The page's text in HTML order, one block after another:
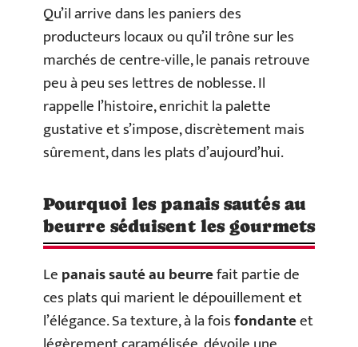
Qu’il arrive dans les paniers des
producteurs locaux ou qu’il trône sur les
marchés de centre-ville, le panais retrouve
peu à peu ses lettres de noblesse. Il
rappelle l’histoire, enrichit la palette
gustative et s’impose, discrètement mais
sûrement, dans les plats d’aujourd’hui.
Pourquoi les panais sautés au
beurre séduisent les gourmets
Lepanais sauté au beurrefait partie de
ces plats qui marient le dépouillement et
l’élégance. Sa texture, à la foisfondanteet